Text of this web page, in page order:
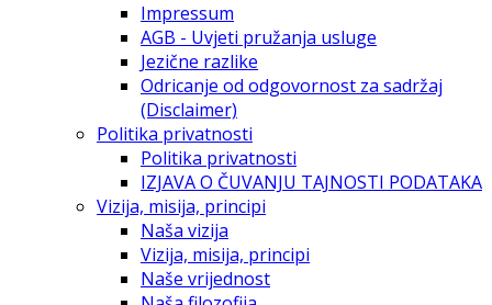
Impressum
AGB - Uvjeti pružanja usluge
Jezične razlike
Odricanje od odgovornost za sadržaj
(Disclaimer)
Politika privatnosti
Politika privatnosti
IZJAVA O ČUVANJU TAJNOSTI PODATAKA
Vizija, misija, principi
Naša vizija
Vizija, misija, principi
Naše vrijednost